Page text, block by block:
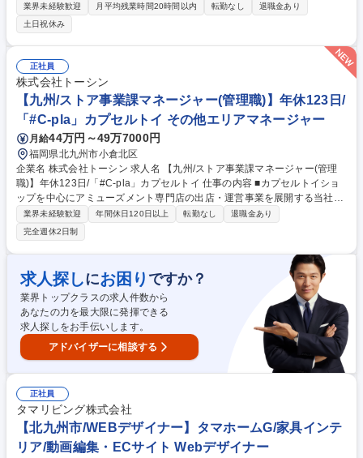
インに行っていただきます。売り上げの増加に伴う、増員募集となります
◎ 【品質保証】 ■製品改善やクレーム対応などの品質保証業務 ■薬機法
（医薬品医療機器等法）・景表法などのコンプライアンス管理業務など
【品質管理】 ■製品の分析などの品質管理業務、工場の衛生管理業務等
[変更の範囲]当社業務全般 募集職種 ★ブランドの誇りを守り抜く【福岡/北
九州市】品質管理/安心・安全を届ける◎
業界未経験歓迎 月平均残業時間20時間以内 転勤なし
退職金あり
土日祝休み
正社員
株式会社トーシン
【九州/ストア事業課マネージャー(管理職)】年休123日/
「#C-pla」カプセルトイ その他エリアマネージャー
月給44万円～49万7000円
福岡県北九州市小倉北区
企業名 株式会社トーシン 求人名 【九州/ストア事業課マネージャー(管理
職)】年休123日/「#C-pla」カプセルトイ 仕事の内容 ■カプセルトイショ
ップを中心にアミューズメント専門店の出店・運営事業を展開する当社に
て、 店舗を担当しているSV職のマネジメント、及び担当エリアの売上・
店舗管理全般をお任せします。 【業務詳細】 ■マネジメント：SV職の教
育、育成、評価 ■人員管理：勤怠管理、採用面接など ■店舗及び担当エリ
アの収益管理や分析 ■商品管理：商品構成、在庫最適化 ■顧客折衝 ■店舗
の改善、施策の実行 募集職種 【九州/ストア事業課マネージャー(管理
職)】年休123日/「#C-pla」カプセルトイ
業界未経験歓迎 年間休日120日以上 転勤なし
退職金あり
完全週休2日制
求人探しにお困り ですか？
業界トップクラスの求人件数から
あなたの力を最大限に発揮できる
求人探しをお手伝いします。
アドバイザーに相談する
正社員
タマリビング株式会社
【北九州市/WEBデザイナー】タマホームG/家具インテ
リア/動画編集・ECサイト Webデザイナー